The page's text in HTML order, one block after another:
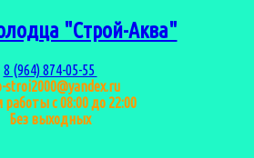
"Строй-Аква"
8 (964) 874-05-55
stroi2000@yandex.ru
с 08:00 до 22:00
Без выходных